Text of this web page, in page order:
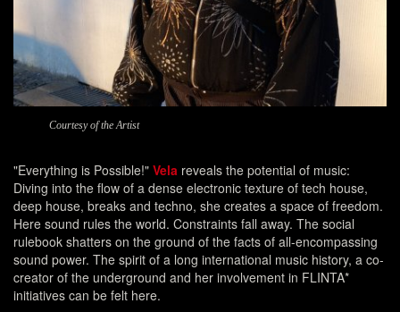
Courtesy of the Artist
"Everything is Possible!" Vela reveals the potential of music:
Diving into the flow of a dense electronic texture of tech house,
deep house, breaks and techno, she creates a space of freedom.
Here sound rules the world. Constraints fall away. The social
rulebook shatters on the ground of the facts of all-encompassing
sound power. The spirit of a long international music history, a co-
creator of the underground and her involvement in FLINTA*
initiatives can be felt here.